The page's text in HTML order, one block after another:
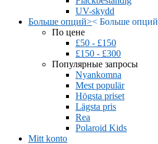
UV-skydd
Больше опций>< Больше опций
По цене
£50 - £150
£150 - £300
Популярные запросы
Nyankomna
Mest populär
Högsta priset
Lägsta pris
Rea
Polaroid Kids
Mitt konto